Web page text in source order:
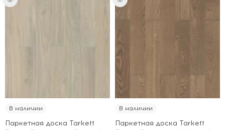
В наличии
Паркетная доска Tarkett
В наличии
Паркетная доска Tarkett